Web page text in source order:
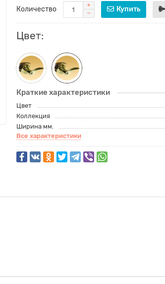
Количество Купить
Цвет:
Краткие характеристики
Цвет
Коллекция
Ширина мм.
Все характеристики